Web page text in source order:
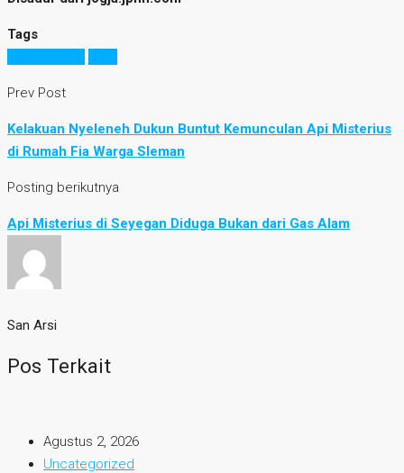
Tags
Prev Post
Kelakuan Nyeleneh Dukun Buntut Kemunculan Api Misterius
di Rumah Fia Warga Sleman
Posting berikutnya
Api Misterius di Seyegan Diduga Bukan dari Gas Alam
San Arsi
Pos Terkait
Agustus 2, 2026
Uncategorized